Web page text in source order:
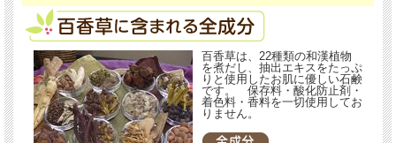
百香草は、22種類の和漢植物
を煮だし、抽出エキスをたっぷ
りと使用したお肌に優しい石鹸
です。 保存料・酸化防止剤・
着色料・香料を一切使用してお
りません。